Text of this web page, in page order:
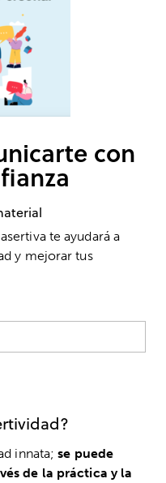
con
te ayudará a
y mejorar tus
innata;se puede
de la práctica y la